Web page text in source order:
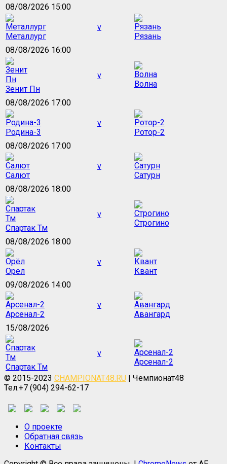
08/08/2026 15:00
Металлург
v
Рязань
08/08/2026 16:00
Зенит Пн
v
Волна
08/08/2026 17:00
Родина-3
v
Ротор-2
08/08/2026 17:00
Салют
v
Сатурн
08/08/2026 18:00
Спартак Тм
v
Строгино
08/08/2026 18:00
Орёл
v
Квант
09/08/2026 14:00
Арсенал-2
v
Авангард
15/08/2026
Спартак Тм
v
Арсенал-2
© 2015-2023 CHAMPIONAT48.RU | Чемпионат48
Тел.+7 (904) 294-62-17
О проекте
Обратная связь
Контакты